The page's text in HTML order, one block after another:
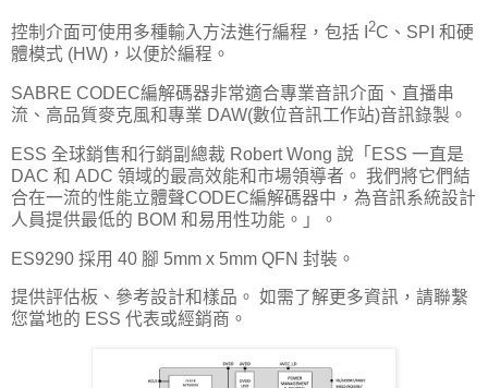
控制介面可使用多種輸入方法進行編程，包括 I 2C、SPI 和硬
體模式 (HW)，以便於編程。
SABRE CODEC編解碼器非常適合專業音訊介面、直播串
流、高品質麥克風和專業 DAW(數位音訊工作站)音訊錄製。
ESS 全球銷售和行銷副總裁 Robert Wong 說「ESS 一直是
DAC 和 ADC 領域的最高效能和市場領導者。 我們將它們結
合在一流的性能立體​​聲CODEC編解碼器中，為音訊系統設計
人員提供最低的 BOM 和易用性功能。」。
ES9290 採用 40 腳 5mm x 5mm QFN 封裝。
提供評估板、參考設計和樣品。 如需了解更多資訊，請聯繫
您當地的 ESS 代表或經銷商。